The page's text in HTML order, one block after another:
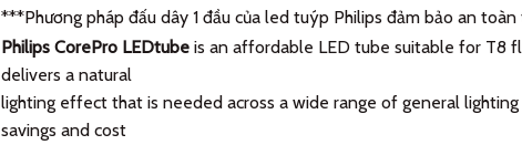
***Phương pháp đấu dây 1 đầu của led tuýp Philips đảm bảo an toàn
Philips CorePro LEDtubeis an affordable LED tube suitable for T8
delivers a natural
lighting effect that is needed across a wide range of general
savings and cost